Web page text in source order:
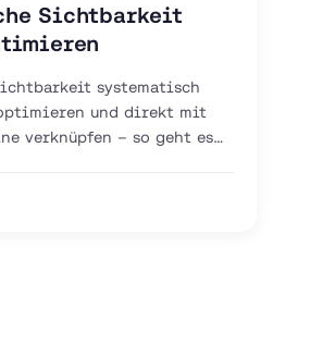
Sichtbarkeit
systematisch
und direkt mit
verknüpfen – so geht es